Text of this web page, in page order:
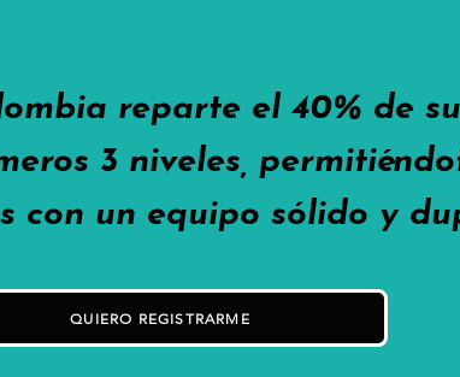
reparte el 40% de
3 niveles,
con un equipo sólido y
QUIERO REGISTRARME